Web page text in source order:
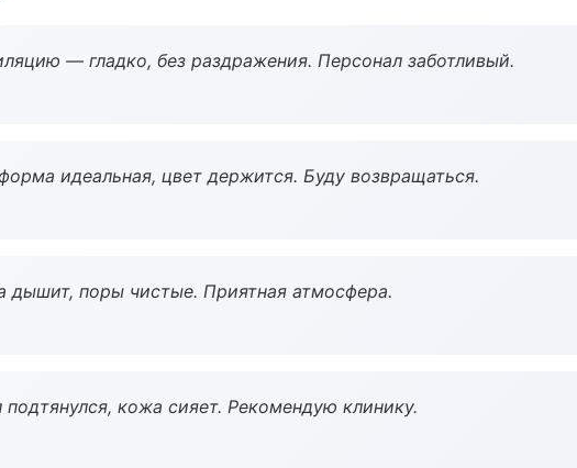
— гладко, без раздражения. Персонал заботливый.
идеальная, цвет держится. Буду возвращаться.
поры чистые. Приятная атмосфера.
кожа сияет. Рекомендую клинику.